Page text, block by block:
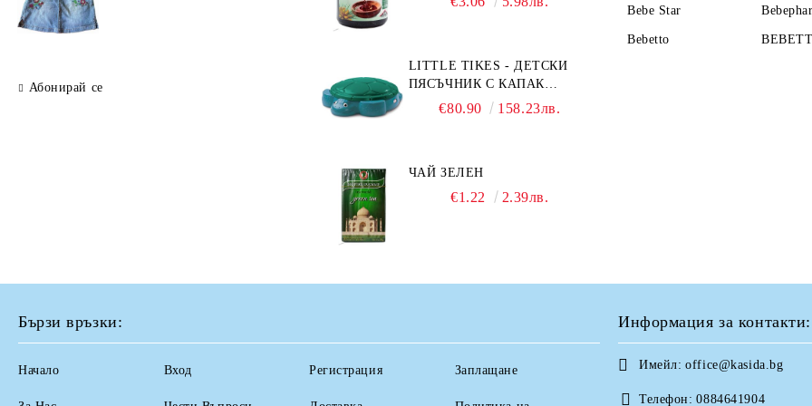
Абонирай се
LITTLE TIKES - ДЕТСКИ
ПЯСЪЧНИК С КАПАК
TURTLE€80.90 158.23лв.
ЧАЙ ЗЕЛЕН
€1.22 2.39лв.
Bebe Star
Bebetto
Бързи връзки:
Начало Вход Регистрация Заплащане
Информация за контакти:
Имейл: office@kasida.bg
Телефон: 0884641904